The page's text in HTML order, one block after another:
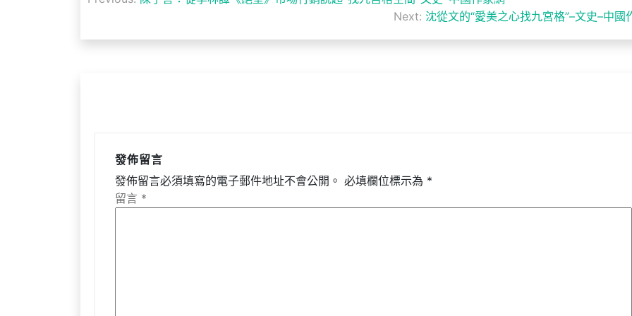
導
Next: 沈從文的“愛美之心找九宮格”–文史–中國
發佈留言
發佈留言必須填寫的電子郵件地址不會公開。 必填欄位標示為 *
留言 *